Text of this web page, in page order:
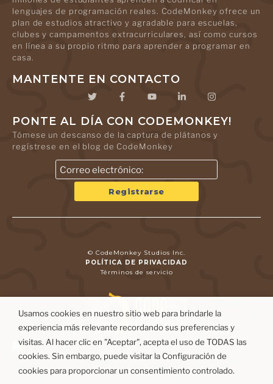
lenguajes de programación reales. CodeMonkey ofrece un
plan de estudios atractivo y agradable para escuelas,
clubes y campamentos extracurriculares, así como cursos
en línea a su propio ritmo para aprender a programar en
casa.
MANTENTE EN CONTACTO
PONTE AL DÍA CON CODEMONKEY!
Tómese un descanso de la captura de plátanos y
regístrese en el blog de CodeMonkey
© CodeMonkey Studios Inc.
POLÍTICA DE PRIVACIDAD
Términos de servicio
Usamos cookies en nuestro sitio web para brindarle la
experiencia más relevante recordando sus preferencias y
visitas. Al hacer clic en "Aceptar", acepta el uso de TODAS las
cookies. Sin embargo, puede visitar la Configuración de
cookies para proporcionar un consentimiento controlado.